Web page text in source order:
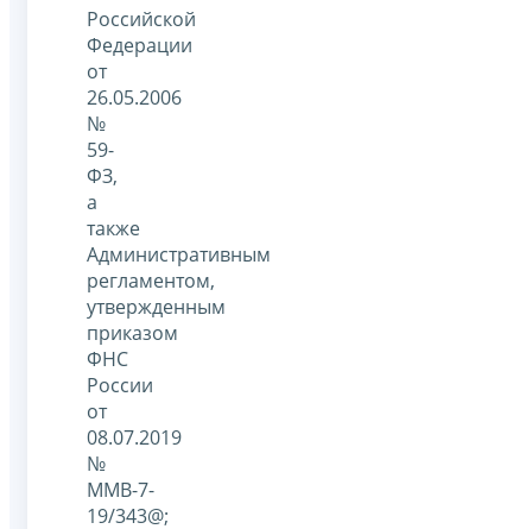
Российской
Федерации
от
26.05.2006
№
59-
ФЗ,
а
также
Административным
регламентом,
утвержденным
приказом
ФНС
России
от
08.07.2019
№
ММВ-7-
19/343@;